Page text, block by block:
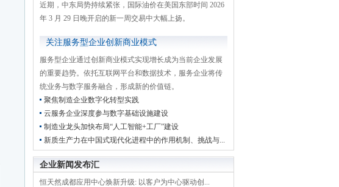
近期，中东局势持续紧张，国际油价在美国东部时间 2026
年 3 月 29 日晚开启的新一周交易中大幅上扬。
关注服务型企业创新商业模式
服务型企业通过创新商业模式实现增长成为当前企业发展
的重要趋势。依托互联网平台和数据技术，服务企业将传
统业务与数字服务融合，形成新的价值链。
聚焦制造企业数字化转型实践
云服务企业深度参与数字基础设施建设
制造业龙头加快布局“人工智能+工厂”建设
新质生产力在中国式现代化进程中的作用机制、挑战与...
企业新闻发布汇
恒天然成都应用中心焕新升级: 以客户为中心驱动创...